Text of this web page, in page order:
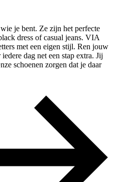
je bent. Ze zijn het perfecte
dress of casual jeans. VIA
met een eigen stijl. Ren jouw
dag net een stap extra. Jij
schoenen zorgen dat je daar